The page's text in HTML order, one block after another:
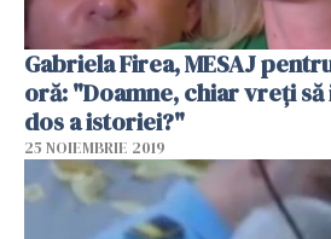
Gabriela Firea, MESAJ
oră: "Doamne, chiar vreți să
dos a istoriei?"
25 NOIEMBRIE 2019